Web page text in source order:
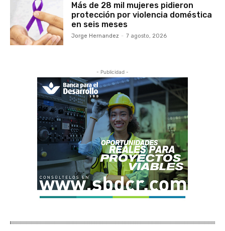
Más de 28 mil mujeres pidieron
protección por violencia doméstica
en seis meses
Jorge Hernandez - 7 agosto, 2026
- Publicidad -